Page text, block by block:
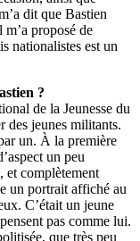
dit que Bastien
proposé de
nationalistes est un
?
de la Jeunesse du
des jeunes militants.
un. À la première
un peu
et complètement
un portrait affiché au
C’était un jeune
pas comme lui.
que très peu